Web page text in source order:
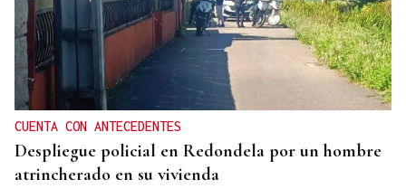
PROGRAMA DE LA XUNTA
A Merca contará con ocho nuevas viviendas
protegidas
CUENTA CON ANTECEDENTES
Despliegue policial en Redondela por un hombre
atrincherado en su vivienda